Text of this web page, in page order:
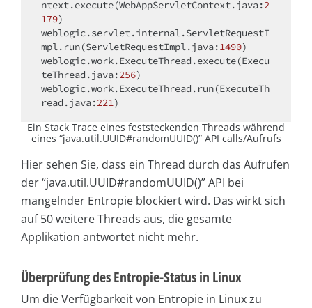
ntext.execute(WebAppServletContext.java:2
179)
weblogic.servlet.internal.ServletRequestI
mpl.run(ServletRequestImpl.java:1490)
weblogic.work.ExecuteThread.execute(Execu
teThread.java:256)
weblogic.work.ExecuteThread.run(ExecuteTh
read.java:221
Ein Stack Trace eines feststeckenden Threads während
eines “java.util.UUID#randomUUID()” API calls/Aufrufs
Hier sehen Sie, dass ein Thread durch das Aufrufen
der “java.util.UUID#randomUUID()” API bei
mangelnder Entropie blockiert wird. Das wirkt sich
auf 50 weitere Threads aus, die gesamte
Applikation antwortet nicht mehr.
Überprüfung des Entropie-Status in Linux
Um die Verfügbarkeit von Entropie in Linux zu